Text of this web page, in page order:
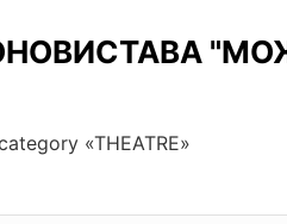
«THEATRE»